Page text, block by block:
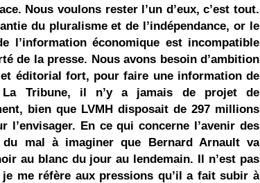
Nous voulons rester l’un d’eux, c’est tout.
du pluralisme et de l’indépendance, or le
l’information économique est incompatible
de la presse. Nous avons besoin d’ambition
éditorial fort, pour faire une information de
Tribune, il n’y a jamais de projet de
bien que LVMH disposait de 297 millions
l’envisager. En ce qui concerne l’avenir des
du mal à imaginer que Bernard Arnault va
au blanc du jour au lendemain. Il n’est pas
je me réfère aux pressions qu’il a fait subir à